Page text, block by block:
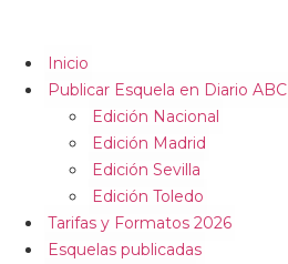
Inicio
Publicar Esquela en Diario ABC
Edición Nacional
Edición Madrid
Edición Sevilla
Edición Toledo
Tarifas y Formatos 2026
Esquelas publicadas